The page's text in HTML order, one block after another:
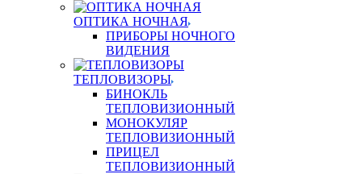
ОПТИКА НОЧНАЯ
ПРИБОРЫ НОЧНОГО
ВИДЕНИЯ
ТЕПЛОВИЗОРЫ
БИНОКЛЬ
ТЕПЛОВИЗИОННЫЙ
МОНОКУЛЯР
ТЕПЛОВИЗИОННЫЙ
ПРИЦЕЛ
ТЕПЛОВИЗИОННЫЙ